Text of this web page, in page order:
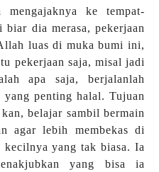
mengajaknya ke tempat-
dia merasa, pekerjaan
luas di muka bumi ini,
pekerjaan saja, misal jadi
apa saja, berjalanlah
yang penting halal. Tujuan
belajar sambil bermain
agar lebih membekas di
kecilnya yang tak biasa. Ia
yang bisa ia